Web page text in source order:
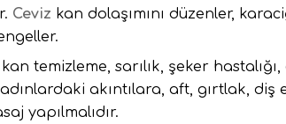
Ceviz kan dolaşımını düzenler,
kan temizleme, sarılık, şeker
akıntılara, aft, gırtlak, diş
yapılmalıdır.